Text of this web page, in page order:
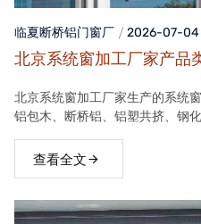
临夏断桥铝门窗厂 2026-07-04
北京系统窗加工厂家产品
北京系统窗加工厂家生产的系统
铝包木、断桥铝、铝塑共挤、钢
满足不同客户的需求。
查看全文